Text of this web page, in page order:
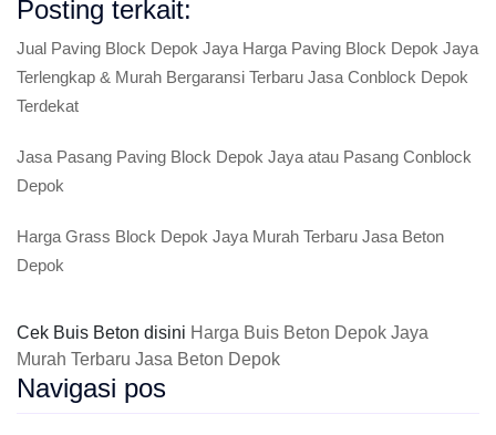
Posting terkait:
Jual Paving Block Depok Jaya Harga Paving Block Depok Jaya
Terlengkap & Murah Bergaransi Terbaru Jasa Conblock Depok
Terdekat
Jasa Pasang Paving Block Depok Jaya atau Pasang Conblock
Depok
Harga Grass Block Depok Jaya Murah Terbaru Jasa Beton
Depok
Cek Buis Beton disini Harga Buis Beton Depok Jaya
Murah Terbaru Jasa Beton Depok
Navigasi pos